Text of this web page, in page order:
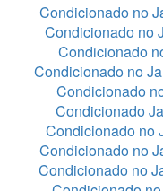
Condicionado no
Condicionado no
Condicionado
Condicionado no
Condicionado
Condicionado
Condicionado no
Condicionado no
Condicionado no